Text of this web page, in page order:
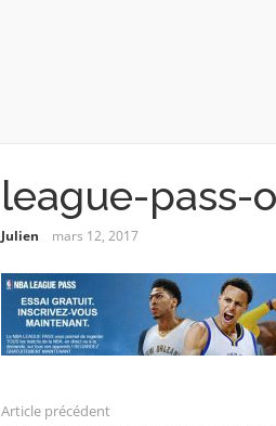
league-pass-
Julien mars 12, 2017
Article précédent